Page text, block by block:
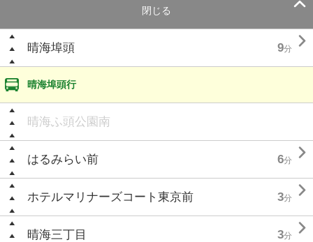
閉じる
晴海埠頭 9分 
晴海埠頭行
晴海ふ頭公園南
はるみらい前 6分 
ホテルマリナーズコート東京前 3分 
晴海三丁目 3分 